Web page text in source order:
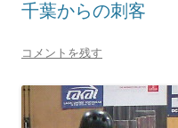
千葉からの刺客
コメントを残す